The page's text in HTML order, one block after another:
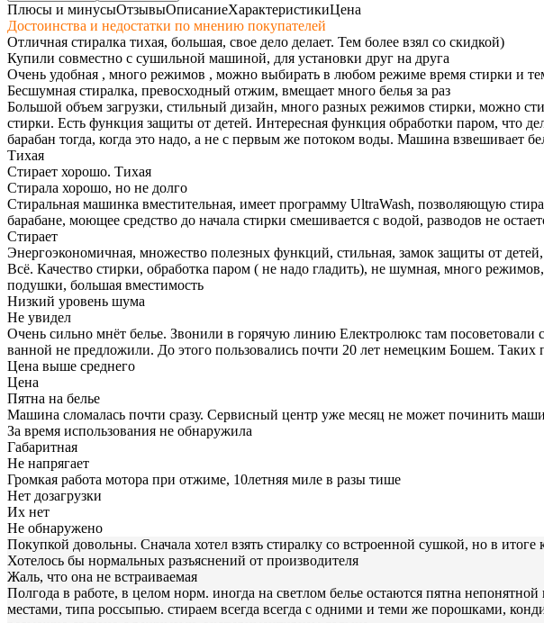
Плюсы и минусыОтзывыОписаниеХарактеристикиЦена
Достоинства и недостатки по мнению покупателей
Отличная стиралка тихая, большая, свое дело делает. Тем более взял со скидкой)
Купили совместно с сушильной машиной, для установки друг на друга
Очень удобная , много режимов , можно выбирать в любом режиме время стирки и
Бесшумная стиралка, превосходный отжим, вмещает много белья за раз
Большой объем загрузки, стильный дизайн, много разных режимов стирки, можно
стирки. Есть функция защиты от детей. Интересная функция обработки паром, что
барабан тогда, когда это надо, а не с первым же потоком воды. Машина взвешивает
Тихая
Стирает хорошо. Тихая
Стирала хорошо, но не долго
Стиральная машинка вместительная, имеет программу UltraWash, позволяющую
барабане, моющее средство до начала стирки смешивается с водой, разводов не
Стирает
Энергоэкономичная, множество полезных функций, стильная, замок защиты от детей,
Всё. Качество стирки, обработка паром ( не надо гладить), не шумная, много
подушки, большая вместимость
Низкий уровень шума
Не увидел
Очень сильно мнёт белье. Звонили в горячую линию Електролюкс там посоветовали
ванной не предложили. До этого пользовались почти 20 лет немецким Бошем. Таких
Цена выше среднего
Цена
Пятна на белье
Машина сломалась почти сразу. Сервисный центр уже месяц не может починить
За время использования не обнаружила
Габаритная
Не напрягает
Громкая работа мотора при отжиме, 10летняя миле в разы тише
Нет дозагрузки
Их нет
Не обнаружено
Покупкой довольны. Сначала хотел взять стиралку со встроенной сушкой, но в
Хотелось бы нормальных разъяснений от производителя
Жаль, что она не встраиваемая
Полгода в работе, в целом норм. иногда на светлом белье остаются пятна
местами, типа россыпью. стираем всегда всегда с одними и теми же порошками,